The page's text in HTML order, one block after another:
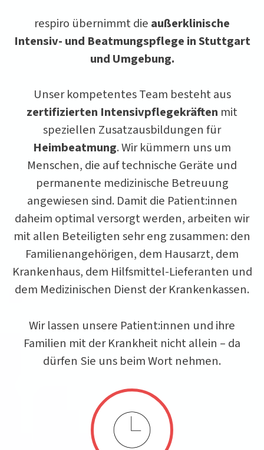
respiro übernimmt die außerklinische
Intensiv- und Beatmungspflege in Stuttgart
und Umgebung.
Unser kompetentes Team besteht aus
zertifizierten Intensivpflegekräften mit
speziellen Zusatzausbildungen für
Heimbeatmung. Wir kümmern uns um
Menschen, die auf technische Geräte und
permanente medizinische Betreuung
angewiesen sind. Damit die Patient:innen
daheim optimal versorgt werden, arbeiten wir
mit allen Beteiligten sehr eng zusammen: den
Familienangehörigen, dem Hausarzt, dem
Krankenhaus, dem Hilfsmittel-Lieferanten und
dem Medizinischen Dienst der Krankenkassen.
Wir lassen unsere Patient:innen und ihre
Familien mit der Krankheit nicht allein – da
dürfen Sie uns beim Wort nehmen.